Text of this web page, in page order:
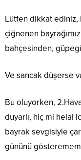
Lütfen dikkat
çiğnenen
bahçesinden,
Ve sancak düşerse
Bu oluyorken,
duyarlı, hiç mi helal
bayrak sevgisiyle
gününü